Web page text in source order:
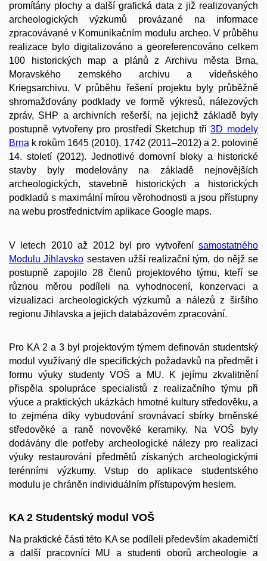
promítány plochy a další grafická data z již realizovaných
archeologických výzkumů provázané na informace
zpracovávané v Komunikačním modulu archeo. V průběhu
realizace bylo digitalizováno a georeferencováno celkem
100 historických map a plánů z Archivu města Brna,
Moravského zemského archivu a vídeňského
Kriegsarchivu. V průběhu řešení projektu byly průběžně
shromažďovány podklady ve formě výkresů, nálezových
zpráv, SHP a archivních rešerší, na jejichž základě byly
postupně vytvořeny pro prostředí Sketchup tři3D modely
Brna k rokům 1645 (2010), 1742 (2011–2012) a 2. polovině
14. století (2012). Jednotlivé domovní bloky a historické
stavby byly modelovány na základě nejnovějších
archeologických, stavebně historických a historických
podkladů s maximální mírou věrohodnosti a jsou přístupny
na webu prostřednictvím aplikace Google maps.
V letech 2010 až 2012 byl pro vytvoření samostatného
Modulu Jihlavsko sestaven užší realizační tým, do nějž se
postupně zapojilo 28 členů projektového týmu, kteří se
různou měrou podíleli na vyhodnocení, konzervaci a
vizualizaci archeologických výzkumů a nálezů z širšího
regionu Jihlavska a jejich databázovém zpracování.
Pro KA 2 a 3 byl projektovým týmem definován studentský
modul využívaný dle specifických požadavků na předmět i
formu výuky studenty VOŠ a MU. K jejímu zkvalitnění
přispěla spolupráce specialistů z realizačního týmu při
výuce a praktických ukázkách hmotné kultury středověku, a
to zejména díky vybudování srovnávací sbírky brněnské
středověké a raně novověké keramiky. Na VOŠ byly
dodávány dle potřeby archeologické nálezy pro realizaci
výuky restaurování předmětů získaných archeologickými
terénními výzkumy. Vstup do aplikace studentského
modulu je chráněn individuálním přístupovým heslem.
KA 2 Studentský modul VOŠ
Na praktické části této KA se podíleli především akademičtí
a další pracovníci MU a studenti oborů archeologie a